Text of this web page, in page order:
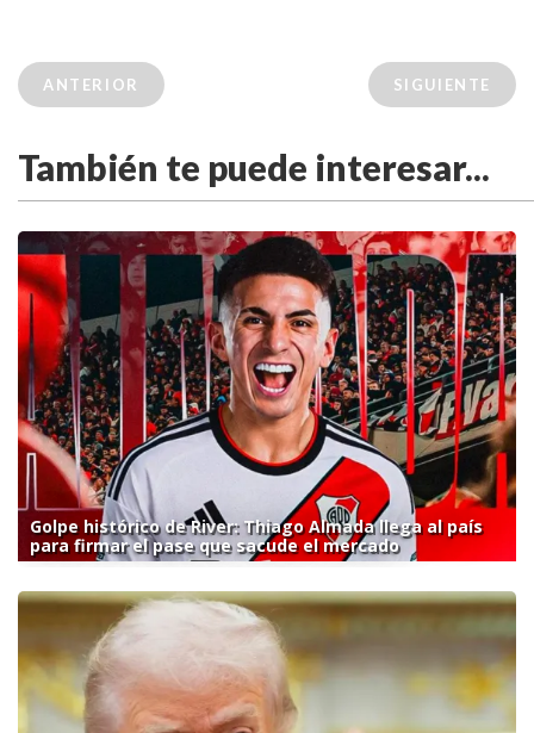
ANTERIOR SIGUIENTE
También te puede interesar...
Golpe histórico de River: Thiago Almada llega al país
para firmar el pase que sacude el mercado